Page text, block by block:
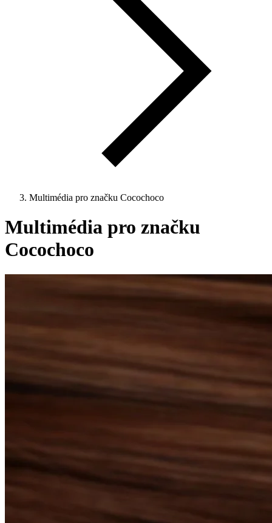
Multimédia pro značku Cocochoco
Multimédia pro značku
Cocochoco